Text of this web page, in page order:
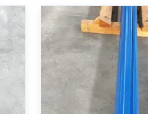
ア
ム
準
2040mm ストロークの
シリンダー ISO 6022
る二重作用差点
ボア70mm、ロッド50mm、
2040mmのロングストローク